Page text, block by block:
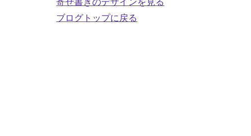
寄せ書きのデザインを見る
ブログトップに戻る